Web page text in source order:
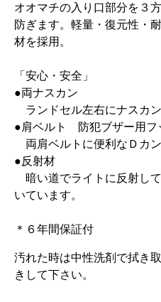
オオマチの入り口部分を３
防ぎます。軽量・復元性・
材を採用。
「安心・安全」
●両ナスカン
ランドセル左右にナスカン
●肩ベルト 防犯ブザー用フ
両肩ベルトに便利なＤカン
●反射材
暗い道でライトに反射し
いています。
＊６年間保証付
汚れた時は中性洗剤で拭き
きして下さい。